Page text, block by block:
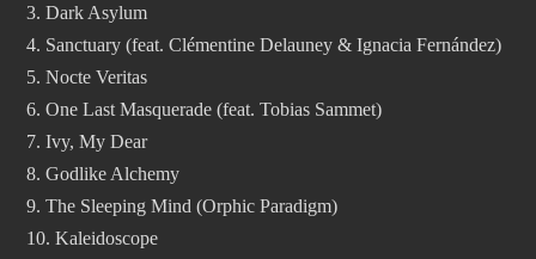
3. ⁠Dark Asylum
4. Sanctuary (feat. Clémentine Delauney & Ignacia Fernández)
5. Nocte Veritas
6. One Last Masquerade (feat. Tobias Sammet)
7. ⁠Ivy, My Dear
8. Godlike Alchemy
9. The Sleeping Mind (Orphic Paradigm)
10. Kaleidoscope